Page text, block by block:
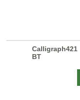
Calligraph421
BT